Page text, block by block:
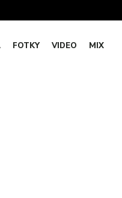
FOTKY VIDEO MIX